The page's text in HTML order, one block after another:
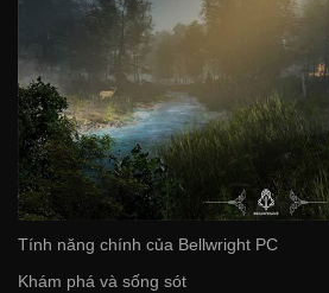
Tính năng chính của Bellwright PC
Khám phá và sống sót